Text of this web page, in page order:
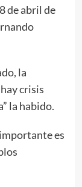
de abril de
la
crisis
la habido.
es